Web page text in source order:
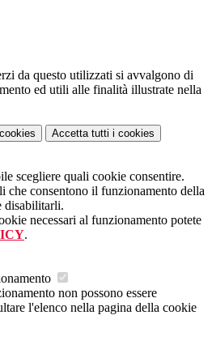
da questo utilizzati si avvalgono di
ed utili alle finalità illustrate nella
Accetta tutti i cookies
scegliere quali cookie consentire.
che consentono il funzionamento della
disabilitarli.
necessari al funzionamento potete
.
non possono essere
l'elenco nella pagina della cookie